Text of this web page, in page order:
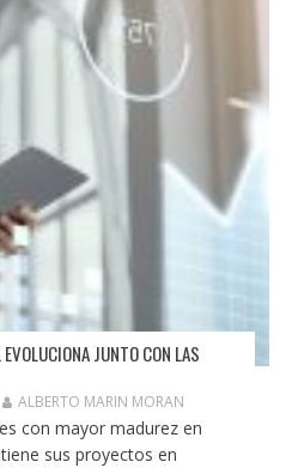
JUNTO CON LAS
ALBERTO MARIN MORAN
con mayor madurez en
sus proyectos en